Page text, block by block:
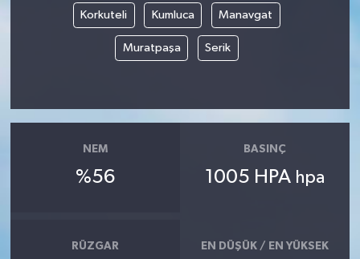
Korkuteli Kumluca Manavgat
Muratpaşa Serik
NEM
%56
BASINÇ
1005 HPA hpa
RÜZGAR EN DÜŞÜK / EN YÜKSEK